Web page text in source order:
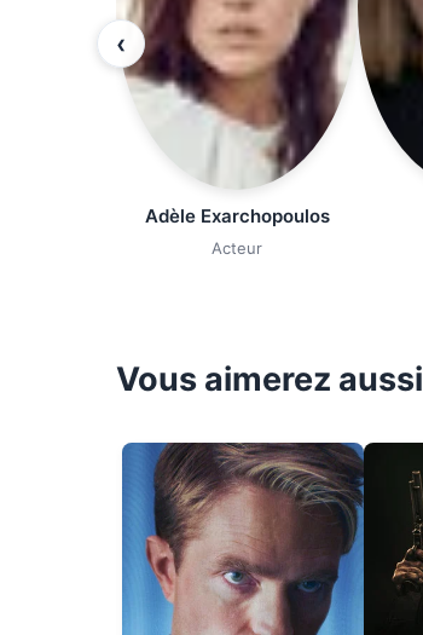
‹
Adèle Exarchopoulos
Acteur
Vous aimerez aussi